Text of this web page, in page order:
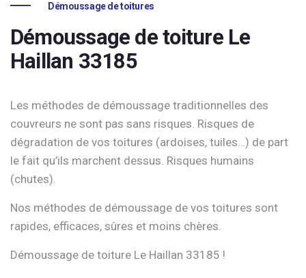
Démoussage de toitures
Démoussage de toiture Le
Haillan 33185
Les méthodes de démoussage traditionnelles des
couvreurs ne sont pas sans risques. Risques de
dégradation de vos toitures (ardoises, tuiles…) de part
le fait qu’ils marchent dessus. Risques humains
(chutes).
Nos méthodes de démoussage de vos toitures sont
rapides, efficaces, sûres et moins chères.
Démoussage de toiture Le Haillan 33185 !